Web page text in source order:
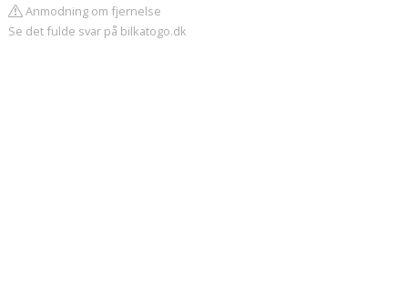
Anmodning om fjernelse
Se det fulde svar på bilkatogo.dk